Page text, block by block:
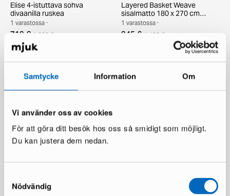
Samtycke Information Om
Vi använder oss av cookies
För att göra ditt besök hos oss så smidigt som möjligt.
Du kan justera dem nedan.
Nödvändig
Elise 4-istuttava sohva
divaanilla ruskea
1 varastossa ·
719 € 1 200 €
Säästät 481 €
Layered Basket Weave
sisalmatto 180 x 270 cm
natural
1 varastossa ·
945 € 1 495 €
Sofacompany Velvet Ocean
2 varastossa ·
Billingen sänky 180 cm beige